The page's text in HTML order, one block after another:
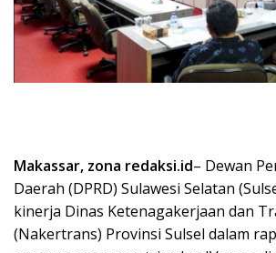
Makassar, zona redaksi.id– Dewan
Daerah (DPRD) Sulawesi Selatan
kinerja Dinas Ketenagakerjaan dan
(Nakertrans) Provinsi Sulsel dalam